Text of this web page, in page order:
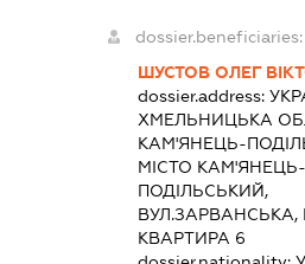
dossier.beneficiaries:
ШУСТОВ ОЛЕГ
dossier.address:
ХМЕЛЬНИЦЬКА
КАМ'ЯНЕЦЬ-
МІСТО КАМ'ЯНЕЦЬ-
ПОДІЛЬСЬКИЙ,
ВУЛ.ЗАРВАНСЬКА,
КВАРТИРА 6